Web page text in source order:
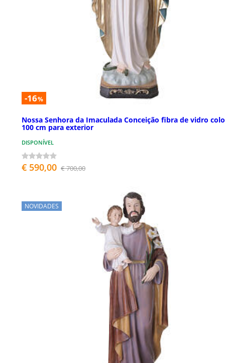
-16%
Nossa Senhora da Imaculada Conceição fibra de vidro
100 cm para exterior
DISPONÍVEL
€ 590,00 € 700,00
NOVIDADES